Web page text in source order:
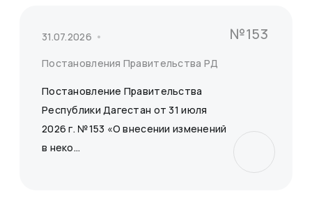
31.07.2026
Постановления Правительства РД
№153
Постановление Правительства
Республики Дагестан от 31 июля
2026 г. №153 «О внесении изменений
в неко...